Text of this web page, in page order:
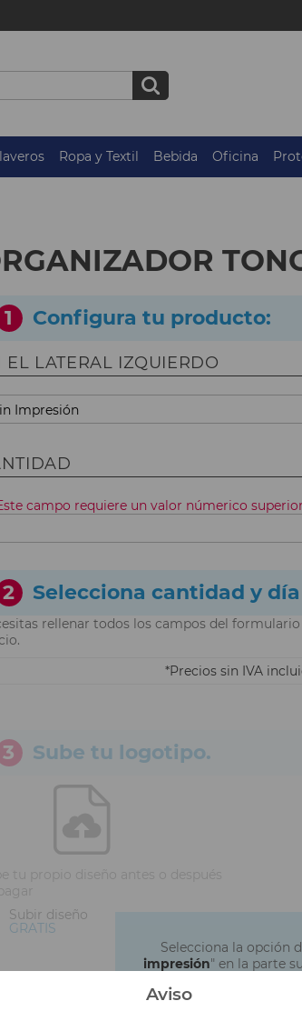
Ropa y Textil Bebida Oficina
1 Configura tu producto:
EL LATERAL IZQUIERDO
campo requiere un valor númerico
2 Selecciona cantidad y
rellenar todos los campos del
Precios sin IVA
Selecciona la opción
impresión" en la parte
3 Sube tu logotipo.
tu propio diseño antes o después
Subir diseño
GRATIS
Aviso